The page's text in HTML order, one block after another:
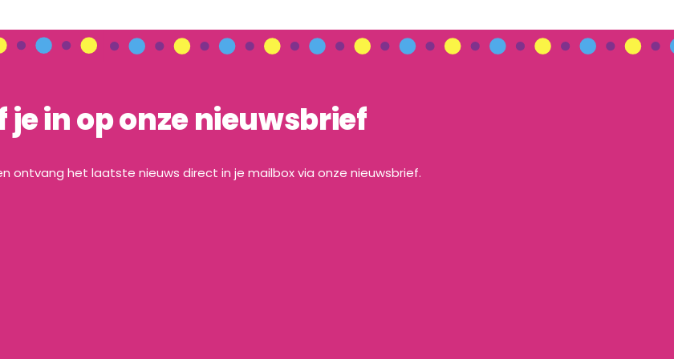
je in op onze nieuwsbrief
ontvang het laatste nieuws direct in je mailbox via onze nieuwsbrief.